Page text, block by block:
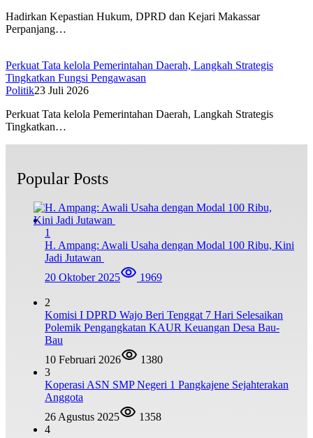
Hadirkan Kepastian Hukum, DPRD dan Kejari Makassar
Perpanjang…
Perkuat Tata kelola Pemerintahan Daerah, Langkah Strategis
Tingkatkan Fungsi Pengawasan
Politik23 Juli 2026
Perkuat Tata kelola Pemerintahan Daerah, Langkah Strategis
Tingkatkan…
Popular Posts
1
H. Ampang: Awali Usaha dengan Modal 100 Ribu, Kini
Jadi Jutawan
20 Oktober 2025
1969
2
Komisi I DPRD Wajo Beri Tenggat 7 Hari Selesaikan
Polemik Pengangkatan KAUR Keuangan Desa Bau-
Bau
10 Februari 2026
1380
3
Koperasi ASN SMP Negeri 1 Pangkajene Sejahterakan
Anggota
26 Agustus 2025
1358
4